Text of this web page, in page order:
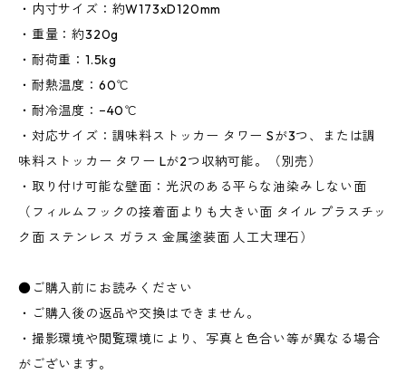
・内寸サイズ：約W173xD120mm
・重量：約320g
・耐荷重：1.5kg
・耐熱温度：60℃
・耐冷温度：−40℃
・対応サイズ：調味料ストッカー タワー Sが3つ、または調
味料ストッカー タワー Lが2つ収納可能。（別売）
・取り付け可能な壁面：光沢のある平らな油染みしない面
（フィルムフックの接着面よりも大きい面 タイル プラスチッ
ク面 ステンレス ガラス 金属塗装面 人工大理石）
●ご購入前にお読みください
・ご購入後の返品や交換はできません。
・撮影環境や閲覧環境により、写真と色合い等が異なる場合
がございます。